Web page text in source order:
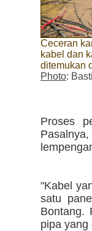
Ceceran
kabel dan
ditemukan
Photo:
Proses
"Kabel
satu
Bontang.
pipa yang